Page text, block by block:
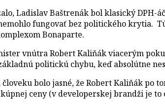
Ladislav Baštrenák bol klasický
fungovať bez politického krytia.
Bonaparte.
vnútra Robert Kaliňák viacerým
politickú chybu, keď absolútne
bolo jasné, že Robert Kaliňák po
ceny (v developerskej brandži je